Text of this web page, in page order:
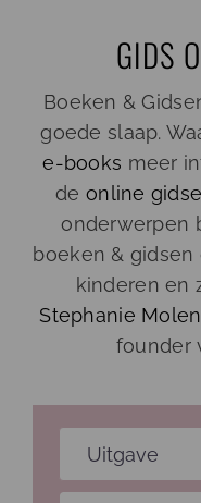
GIDS
Boeken &
goede slaap.
e-books meer
deonline
onderwerpen
boeken & gidsen
kinderen en
Stephanie
founder
Uitgave